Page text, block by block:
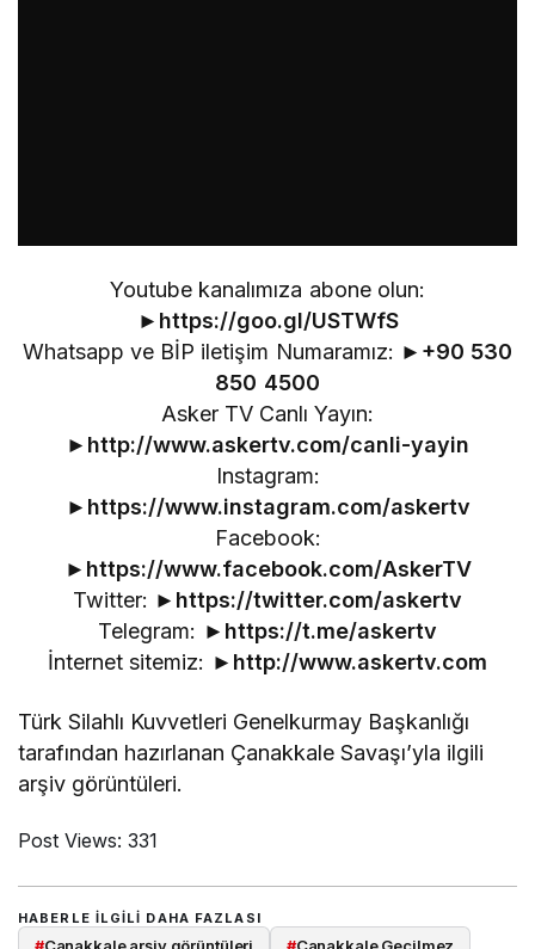
Youtube kanalımıza abone olun:
► https://goo.gl/USTWfS
Whatsapp ve BİP iletişim Numaramız: ► +90 530
850 4500
Asker TV Canlı Yayın:
► http://www.askertv.com/canli-yayin
Instagram:
► https://www.instagram.com/askertv
Facebook:
► https://www.facebook.com/AskerTV
Twitter: ► https://twitter.com/askertv
Telegram: ► https://t.me/askertv
İnternet sitemiz: ► http://www.askertv.com
Türk Silahlı Kuvvetleri Genelkurmay Başkanlığı
tarafından hazırlanan Çanakkale Savaşı’yla ilgili
arşiv görüntüleri.
Post Views: 331
HABERLE ILGILI DAHA FAZLASI